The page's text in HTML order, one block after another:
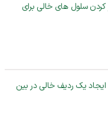
سلول های خالی برای
یک ردیف خالی در بین